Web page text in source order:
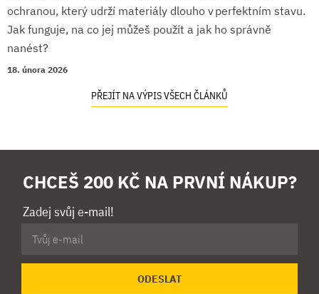
ochranou, který udrží materiály dlouho v perfektním stavu.
Jak funguje, na co jej můžeš použít a jak ho správně
nanést?
18. února 2026
PŘEJÍT NA VÝPIS VŠECH ČLÁNKŮ
CHCEŠ 200 KČ NA PRVNÍ NÁKUP?
Zadej svůj e-mail!
ODESLAT